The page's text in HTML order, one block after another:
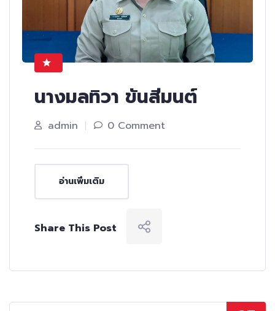
นางมลทิวา ขันสีมนต์
admin 0 Comment
อ่านเพิ่มเติม
Share This Post